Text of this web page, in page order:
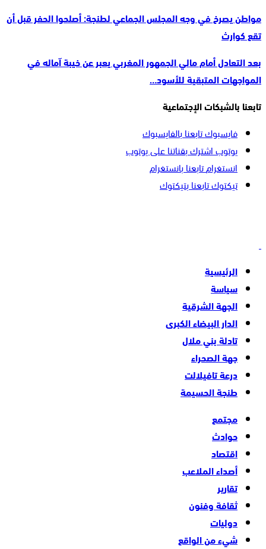
مواطن يصرخ في وجه المجلس الجماعي لطنجة: أصلحوا الحفر قبل أن
تقع كوارث
بعد التعادل أمام مالي الجمهور المغربي يعبر عن خيبة آماله في
المواجهات المتبقية للأسود…
تابعنا بالشبكات الإجتماعية
فايسبوكتابعنا بالفايسبوك
يوتوباشترك بقناتنا على يوتوب
انستغرامتابعنا بانستغرام
تيكتوكتابعنا بتيكتوك
الرئيسية
سياسة
الجهة الشرقية
الدار البيضاء الكبرى
تادلة بني ملال
جهة الصحراء
درعة تافيلالت
طنجة الحسيمة
مجتمع
حوادث
اقتصاد
أصداء الملاعب
تقارير
ثقافة وفنون
دوليات
شيء من الواقع